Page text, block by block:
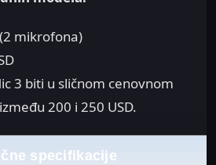
mikrofona)
3 biti u sličnom cenovnom
200 i 250 USD.
specifikacije